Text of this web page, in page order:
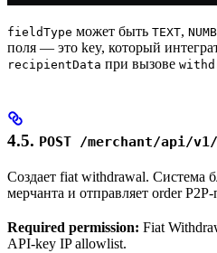
fieldType может быть TEXT,
поля — это key, который
recipientData при вызове
4.5. POST /merchant/api/
Создает fiat withdrawal. Система
мерчанта и отправляет order P2P-
Required permission: Fiat
API-key IP allowlist.